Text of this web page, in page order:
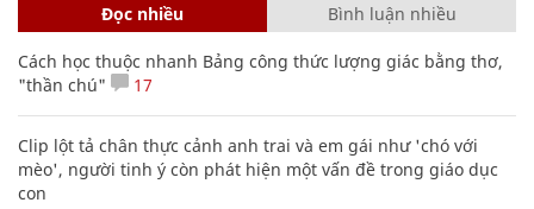
Đọc nhiều Bình luận nhiều
Cách học thuộc nhanh Bảng công thức lượng giác bằng thơ,
"thần chú"
17
Clip lột tả chân thực cảnh anh trai và em gái như 'chó với
mèo', người tinh ý còn phát hiện một vấn đề trong giáo dục
con